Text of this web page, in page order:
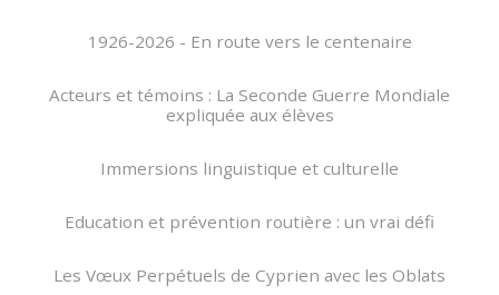
1926-2026 - En route vers le centenaire
Acteurs et témoins : La Seconde Guerre Mondiale
expliquée aux élèves
Immersions linguistique et culturelle
Education et prévention routière : un vrai défi
Les Vœux Perpétuels de Cyprien avec les Oblats